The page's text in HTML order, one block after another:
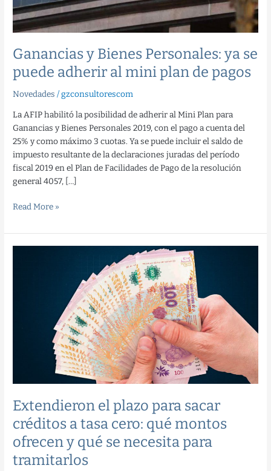
Ganancias y Bienes Personales: ya se
puede adherir al mini plan de pagos
Novedades /gzconsultorescom
La AFIP habilitó la posibilidad de adherir al Mini Plan para
Ganancias y Bienes Personales 2019, con el pago a cuenta del
25% y como máximo 3 cuotas. Ya se puede incluir el saldo de
impuesto resultante de la declaraciones juradas del período
fiscal 2019 en el Plan de Facilidades de Pago de la resolución
general 4057, […]
al
mini
plan
de
pagos
Read More »
Extendieron el plazo para sacar
créditos a tasa cero: qué montos
ofrecen y qué se necesita para
tramitarlos
montos
ofrecen
y
qué
se
para